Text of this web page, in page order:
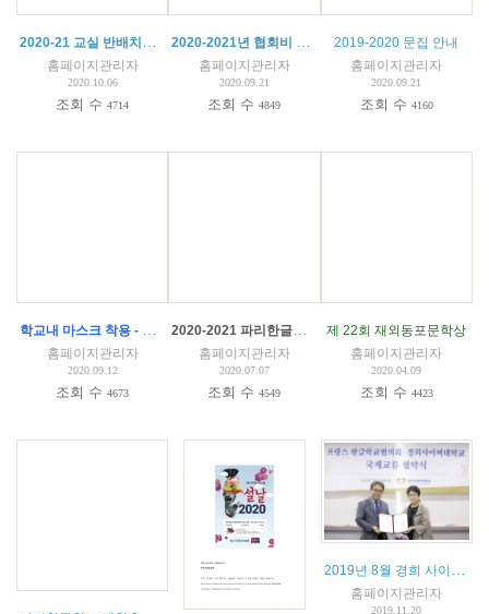
2020-21 교실 반배치도 (특활)
홈페이지관리자
2020.10.06
조회 수4714
2020-2021년 협회비 및 등록금 납부 안내 (2 )
홈페이지관리자
2020.09.21
조회 수4849
2019-2020 문집 안내
홈페이지관리자
2020.09.21
조회 수 4160
학교내 마스크 착용 - 파리한글학교 코로나 예방 수칙
홈페이지관리자
2020.09.12
조회 수4673
2020-2021 파리한글학교 입학 안내
홈페이지관리자
2020.07.07
조회 수4549
제 22회 재외동포문학상
홈페이지관리자
2020.04.09
조회 수 4423
홈페이지관리자
2019.11.20